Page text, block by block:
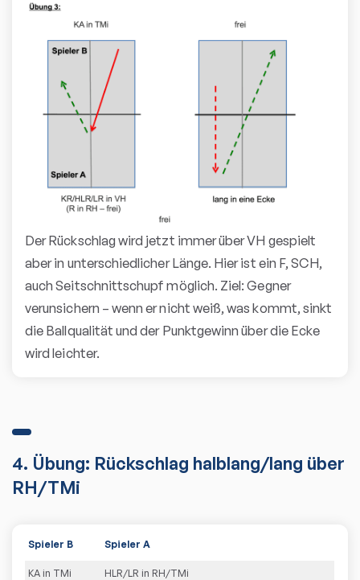
Der Rückschlag wird jetzt immer über VH gespielt
aber in unterschiedlicher Länge. Hier ist ein F, SCH,
auch Seitschnittschupf möglich. Ziel: Gegner
verunsichern – wenn er nicht weiß, was kommt, sinkt
die Ballqualität und der Punktgewinn über die Ecke
wird leichter.
4. Übung: Rückschlag halblang/lang über
RH/TMi
Spieler B Spieler A
KA in TMi HLR/LR in RH/TMi